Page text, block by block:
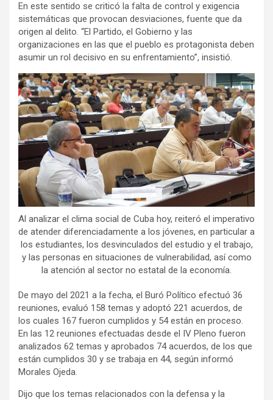
En este sentido se criticó la falta de control y exigencia
sistemáticas que provocan desviaciones, fuente que da
origen al delito. “El Partido, el Gobierno y las
organizaciones en las que el pueblo es protagonista deben
asumir un rol decisivo en su enfrentamiento”, insistió.
Al analizar el clima social de Cuba hoy, reiteró el imperativo
de atender diferenciadamente a los jóvenes, en particular a
los estudiantes, los desvinculados del estudio y el trabajo,
y las personas en situaciones de vulnerabilidad, así como
la atención al sector no estatal de la economía.
De mayo del 2021 a la fecha, el Buró Político efectuó 36
reuniones, evaluó 158 temas y adoptó 221 acuerdos, de
los cuales 167 fueron cumplidos y 54 están en proceso.
En las 12 reuniones efectuadas desde el IV Pleno fueron
analizados 62 temas y aprobados 74 acuerdos, de los que
están cumplidos 30 y se trabaja en 44, según informó
Morales Ojeda.
Dijo que los temas relacionados con la defensa y la